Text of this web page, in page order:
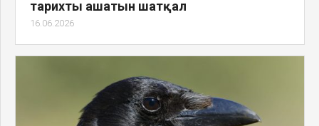
тарихты ашатын шатқал
16.06.2026